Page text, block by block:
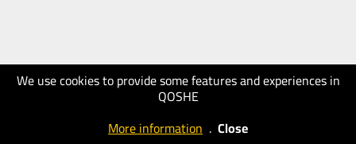
We use cookies to provide some features and experiences in
QOSHE
More information . Close